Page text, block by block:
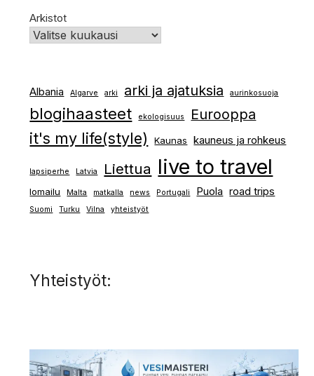
Arkistot
Albania Algarve arki arki ja ajatuksia aurinkosuoja
blogihaasteet ekologisuus Eurooppa
it's my life(style) Kaunas kauneus ja rohkeus
lapsiperhe Latvia Liettua live to travel
lomailu Malta matkalla news Portugali Puola road trips
Suomi Turku Vilna yhteistyöt
Yhteistyöt: